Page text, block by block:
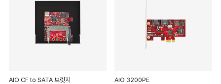
AIO CF to SATA 브릿지 AIO 3200PE